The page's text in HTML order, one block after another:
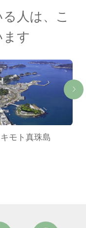
人は、こ
ます
キモト真珠島